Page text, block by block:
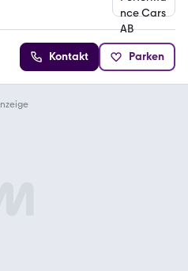
Kontakt Parken